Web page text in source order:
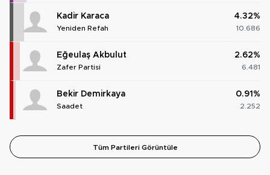
Kadir Karaca
Yeniden Refah
4.32%
10.686
Eğeulaş Akbulut
Zafer Partisi
2.62%
6.481
Bekir Demirkaya
Saadet
0.91%
2.252
Tüm Partileri Görüntüle